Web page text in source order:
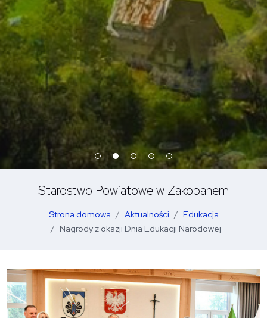
Starostwo Powiatowe w Zakopanem
Strona domowa Aktualności
Edukacja
Nagrody z okazji Dnia Edukacji Narodowej